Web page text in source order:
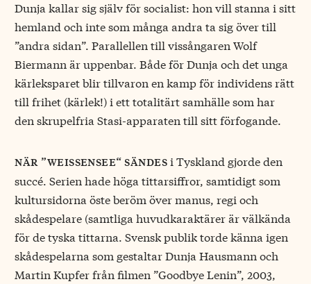
Dunja kallar sig själv för socialist: hon vill stanna i sitt
hemland och inte som många andra ta sig över till
”andra sidan”. Parallellen till vissångaren Wolf
Biermann är uppenbar. Både för Dunja och det unga
kärleksparet blir tillvaron en kamp för individens rätt
till frihet (kärlek!) i ett totalitärt samhälle som har
den skrupelfria Stasi-apparaten till sitt förfogande.
när ”weissensee“ sändesi Tyskland gjorde den
succé. Serien hade höga tittarsiffror, samtidigt som
kultursidorna öste beröm över manus, regi och
skådespelare (samtliga huvudkaraktärer är välkända
för de tyska tittarna. Svensk publik torde känna igen
skådespelarna som gestaltar Dunja Hausmann och
Martin Kupfer från filmen ”Goodbye Lenin”, 2003,